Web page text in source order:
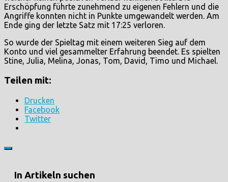
Erschöpfung führte zunehmend zu eigenen Fehlern und die
Angriffe konnten nicht in Punkte umgewandelt werden. Am
Ende ging der letzte Satz mit 17:25 verloren.
So wurde der Spieltag mit einem weiteren Sieg auf dem
Konto und viel gesammelter Erfahrung beendet. Es spielten
Stine, Julia, Melina, Jonas, Tom, David, Timo und Michael.
Teilen mit:
Drucken
Facebook
Twitter
In Artikeln suchen